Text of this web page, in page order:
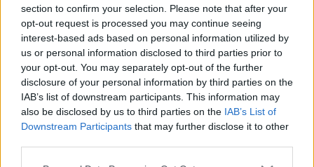
section to confirm your selection. Please note that after your
opt-out request is processed you may continue seeing
interest-based ads based on personal information utilized by
us or personal information disclosed to third parties prior to
your opt-out. You may separately opt-out of the further
disclosure of your personal information by third parties on the
IAB’s list of downstream participants. This information may
also be disclosed by us to third parties on the IAB’s List of
Downstream Participants that may further disclose it to other
Η Δούκισσα Νομικού στην Πολυνησία: Το